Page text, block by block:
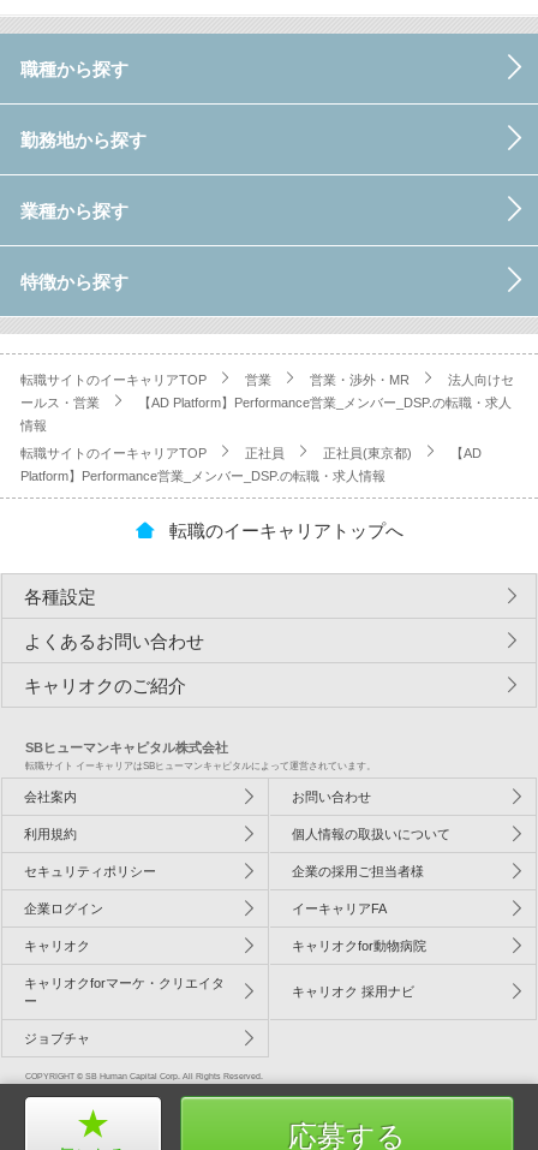
応募する
職種から探す
勤務地から探す
業種から探す
特徴から探す
転職サイトのイーキャリアTOP 営業 営業・渉外・MR
法人向けセ
ールス・営業
【AD Platform】Performance営業_メンバー_DSP.の転職・求人
情報
転職サイトのイーキャリアTOP
正社員 正社員(東京都)
【AD
Platform】Performance営業_メンバー_DSP.の転職・求人情報
転職のイーキャリアトップへ
各種設定
よくあるお問い合わせ
キャリオクのご紹介
SBヒューマンキャピタル株式会社
転職サイト イーキャリアはSBヒューマンキャピタルによって運営されています。
会社案内 お問い合わせ
利用規約 個人情報の取扱いについて
セキュリティポリシー 企業の採用ご担当者様
企業ログイン イーキャリアFA
キャリオク キャリオクfor動物病院
キャリオクforマーケ・クリエイタ
ー
キャリオク 採用ナビ
ジョブチャ
COPYRIGHT © SB Human Capital Corp. All Rights Reserved.